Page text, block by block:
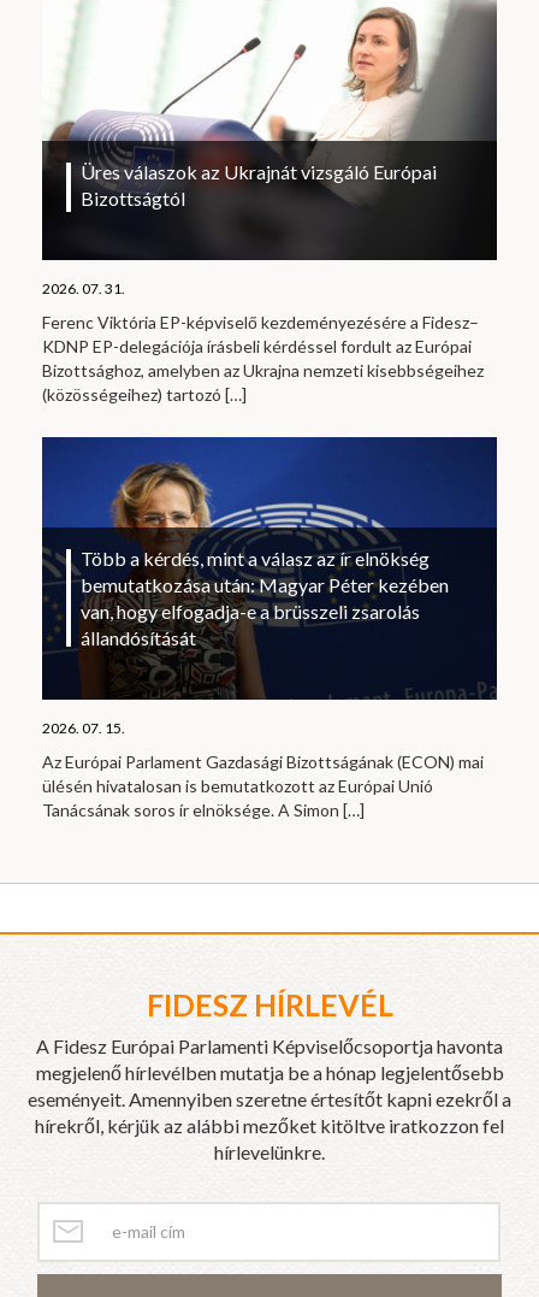
Üres válaszok az Ukrajnát vizsgáló Európai
Bizottságtól
2026. 07. 31.
Ferenc Viktória EP-képviselő kezdeményezésére a Fidesz–
KDNP EP-delegációja írásbeli kérdéssel fordult az Európai
Bizottsághoz, amelyben az Ukrajna nemzeti kisebbségeihez
(közösségeihez) tartozó […]
Több a kérdés, mint a válasz az ír elnökség
bemutatkozása után: Magyar Péter kezében
van, hogy elfogadja-e a brüsszeli zsarolás
állandósítását
2026. 07. 15.
Az Európai Parlament Gazdasági Bizottságának (ECON) mai
ülésén hivatalosan is bemutatkozott az Európai Unió
Tanácsának soros ír elnöksége. A Simon […]
FIDESZ HÍRLEVÉL
A Fidesz Európai Parlamenti Képviselőcsoportja havonta
megjelenő hírlevélben mutatja be a hónap legjelentősebb
eseményeit. Amennyiben szeretne értesítőt kapni ezekről a
hírekről, kérjük az alábbi mezőket kitöltve iratkozzon fel
hírlevelünkre.